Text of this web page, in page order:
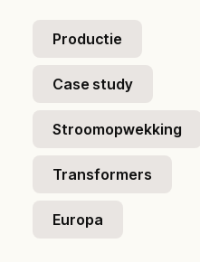
Productie
Case study
Stroomopwekking
Transformers
Europa